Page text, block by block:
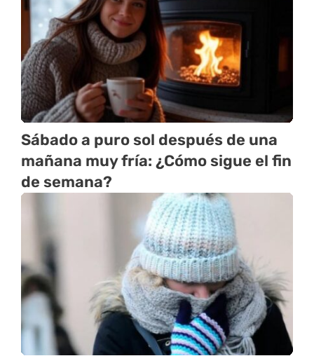
Sábado a puro sol después de una
mañana muy fría: ¿Cómo sigue el fin
de semana?